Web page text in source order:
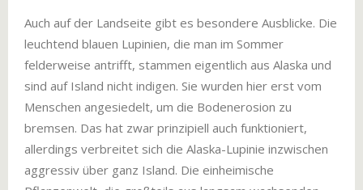
Auch auf der Landseite gibt es besondere Ausblicke. Die
leuchtend blauen Lupinien, die man im Sommer
felderweise antrifft, stammen eigentlich aus Alaska und
sind auf Island nicht indigen. Sie wurden hier erst vom
Menschen angesiedelt, um die Bodenerosion zu
bremsen. Das hat zwar prinzipiell auch funktioniert,
allerdings verbreitet sich die Alaska-Lupinie inzwischen
aggressiv über ganz Island. Die einheimische